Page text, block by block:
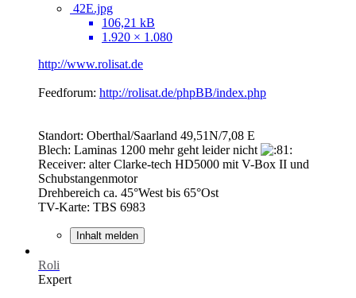
42E.jpg
106,21 kB
1.920 × 1.080
http://www.rolisat.de
Feedforum: http://rolisat.de/phpBB/index.php
Standort: Oberthal/Saarland 49,51N/7,08 E
Blech: Laminas 1200 mehr geht leider nicht
Receiver: alter Clarke-tech HD5000 mit V-Box II und
Schubstangenmotor
Drehbereich ca. 45°West bis 65°Ost
TV-Karte: TBS 6983
Inhalt melden
Roli
Expert